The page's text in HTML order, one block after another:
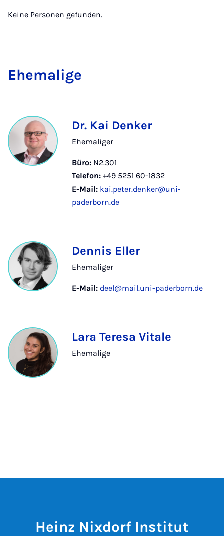
Keine Personen gefunden.
Ehe­ma­li­ge
Dr. Kai Denker
Ehemaliger
Büro: N2.301
Telefon: +49 5251 60-1832
E-Mail: kai.peter.denker@uni-
paderborn.de
Dennis Eller
Ehemaliger
E-Mail: deel@mail.uni-paderborn.de
Lara Teresa Vitale
Ehemalige
Heinz Nixdorf Institut